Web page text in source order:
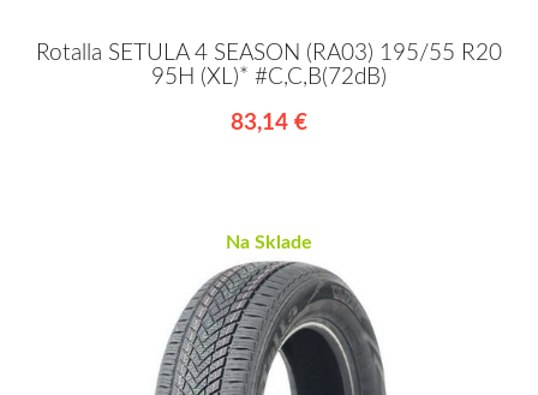
Rotalla SETULA 4 SEASON (RA03) 195/55 R20
95H (XL)* #C,C,B(72dB)
83,14 €
Na Sklade